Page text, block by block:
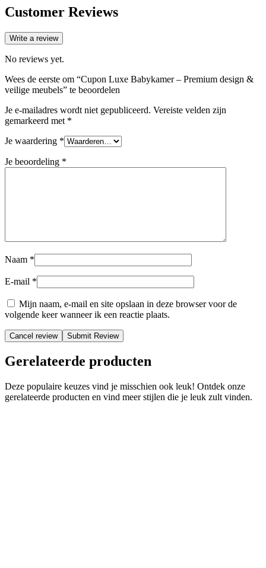
Customer Reviews
Write a review
No reviews yet.
Wees de eerste om “Cupon Luxe Babykamer – Premium design &
veilige meubels” te beoordelen
Je e-mailadres wordt niet gepubliceerd. Vereiste velden zijn
gemarkeerd met *
Je waardering *
Je beoordeling *
Naam *
E-mail *
Mijn naam, e-mail en site opslaan in deze browser voor de
volgende keer wanneer ik een reactie plaats.
Cancel review
Gerelateerde producten
Deze populaire keuzes vind je misschien ook leuk! Ontdek onze
gerelateerde producten en vind meer stijlen die je leuk zult vinden.